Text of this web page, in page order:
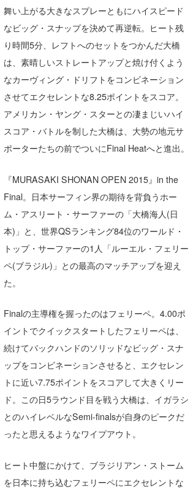
舞い上がる大きなスプレーともにハイスピード
なビッグ・スナップを決めて再逆転。ヒート残
り時間5分、レフトへのセットをつかんだ大橋
は、素晴しいストレートアップと焼け付くよう
なカーヴィング・ドリフトをコンビネーション
させてエクセレントな8.25ポイントをスコア。
アメリカン・ヤング・スターとの凄まじいハイ
スコア・バトルを制した大橋は、大勢の地元サ
ポーターたちの前でついにFinal Heatへと進出。
『MURASAKI SHONAN OPEN 2015』in the
Final。日本サーフィン界の期待を背負うホー
ム・アスリート・サーファーの「大橋海人(日
本)」と、世界QSランキング84位のワールド・
トップ・サーファーの1人「ルーエル・フェリー
ペ(ブラジル)」との最高のマッチアップを迎え
た。
Finalの主導権を握ったのはフェリーペ。4.00ポ
イントでクイックスタートしたフェリーペは、
続けてバックハンドのソリッドなビッグ・スナ
ップをコンビネーションさせると、エクセレン
トに近い7.75ポイントをスコアして大きくリー
ド。この日5ラウンド目を戦う大橋は、イガラシ
とのハイレベルなSemi-finalsが自身のピークだ
ったと思えるようなワイプアウト。
ヒート中盤にかけて、ブラジリアン・ストーム
を日本に持ち込むフェリーペにエクセレントな
まっきー
小川予報士
上田純子
上條将美
唐澤予報士
米山予報士
wanda
予報士 hiro.
Mr.K
Romisea